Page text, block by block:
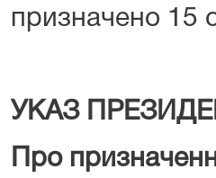
призначено 15
УКАЗ
Про